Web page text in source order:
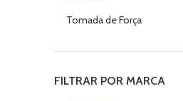
Tomada de Força
FILTRAR POR MARCA